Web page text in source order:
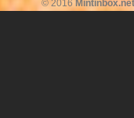
© 2016 Mintinbox.net